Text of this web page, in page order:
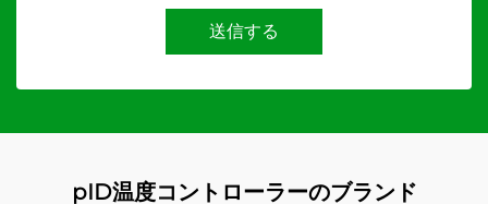
送信する
pID温度コントローラーのブランド